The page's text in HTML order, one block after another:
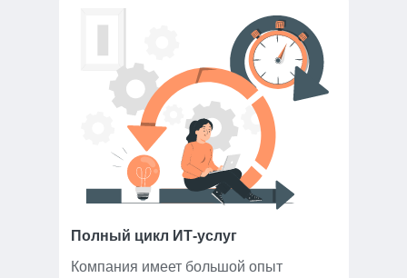
Полный цикл ИТ-услуг
Компания имеет большой опыт